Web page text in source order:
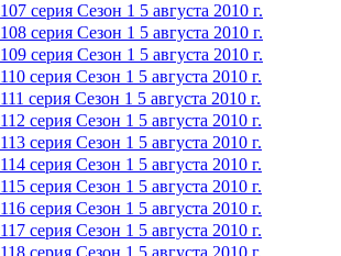
107 серия Сезон 1 5 августа 2010 г.
108 серия Сезон 1 5 августа 2010 г.
109 серия Сезон 1 5 августа 2010 г.
110 серия Сезон 1 5 августа 2010 г.
111 серия Сезон 1 5 августа 2010 г.
112 серия Сезон 1 5 августа 2010 г.
113 серия Сезон 1 5 августа 2010 г.
114 серия Сезон 1 5 августа 2010 г.
115 серия Сезон 1 5 августа 2010 г.
116 серия Сезон 1 5 августа 2010 г.
117 серия Сезон 1 5 августа 2010 г.